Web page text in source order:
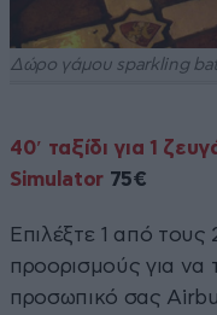
Δώρο γάμου sparkling
40′ ταξίδι για 1
Simulator75€
Επιλέξτε 1 από τους
προορισμούς για να
προσωπικό σας